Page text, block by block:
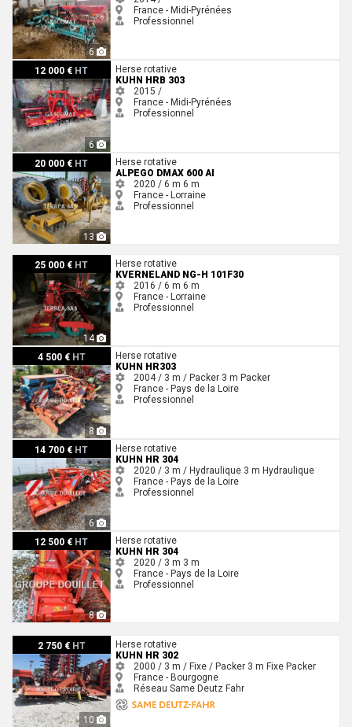
6
France - Midi-Pyrénées
Professionnel
12 000 € HT
6
Kuhn HRB 303
Herse rotative
KUHN HRB 303
2015 /
France - Midi-Pyrénées
Professionnel
20 000 € HT
13
Alpego DMAX 600 AI
Herse rotative
ALPEGO DMAX 600 AI
2020 / 6 m 6 m
France - Lorraine
Professionnel
25 000 € HT
14
Kverneland NG-H 101F30Herse rotative
KVERNELAND NG-H 101F30
2016 / 6 m 6 m
France - Lorraine
Professionnel
4 500 € HT
8
Kuhn HR303
Herse rotative
KUHN HR303
2004 / 3 m / Packer 3 m Packer
France - Pays de la Loire
Professionnel
14 700 € HT
6
Kuhn HR 304
Herse rotative
KUHN HR 304
2020 / 3 m / Hydraulique 3 m Hydraulique
France - Pays de la Loire
Professionnel
12 500 € HT
8
Kuhn HR 304
Herse rotative
KUHN HR 304
2020 / 3 m 3 m
France - Pays de la Loire
Professionnel
2 750 € HT
10
Kuhn HR 302
Herse rotative
KUHN HR 302
2000 / 3 m / Fixe / Packer 3 m Fixe Packer
France - Bourgogne
Réseau Same Deutz Fahr